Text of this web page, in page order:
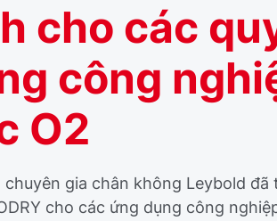
cho các
công
O2
chuyên gia chân không Leybold
cho các ứng dụng công